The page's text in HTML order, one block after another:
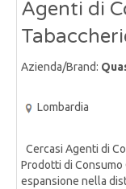
Agenti di
Azienda/Brand:
Lombardia
Cercasi Agenti di
Prodotti di Consumo
espansione nella